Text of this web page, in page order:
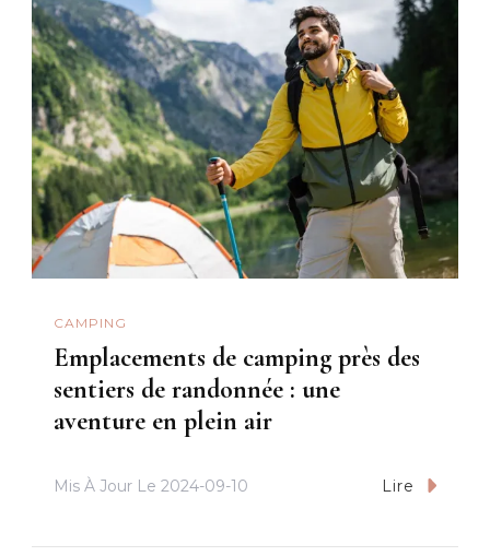
CAMPING
Emplacements de camping près des
sentiers de randonnée : une
aventure en plein air
Mis À Jour Le 2024-09-10 Lire